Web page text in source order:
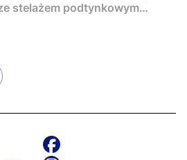
stelażem podtynkowym
TeceNow